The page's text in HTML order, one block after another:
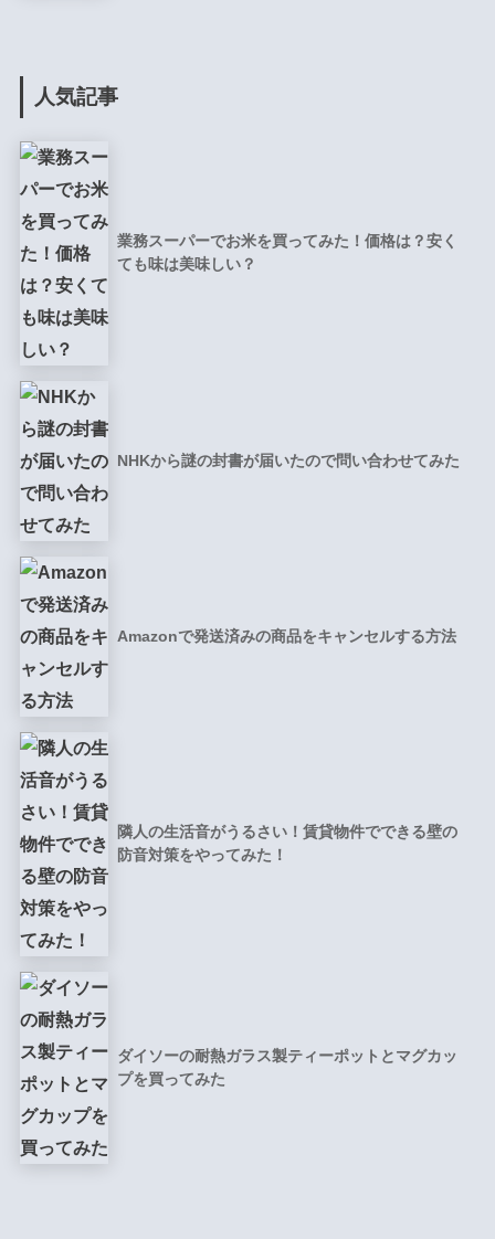
人気記事
業務スーパーでお米を買ってみた！価格は？安く
ても味は美味しい？
NHKから謎の封書が届いたので問い合わせてみた
Amazonで発送済みの商品をキャンセルする方法
隣人の生活音がうるさい！賃貸物件でできる壁の
防音対策をやってみた！
ダイソーの耐熱ガラス製ティーポットとマグカッ
プを買ってみた